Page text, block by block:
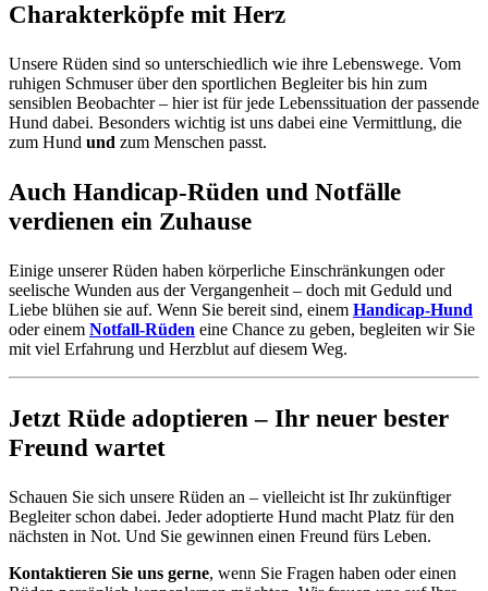
Charakterköpfe mit Herz
Unsere Rüden sind so unterschiedlich wie ihre Lebenswege. Vom
ruhigen Schmuser über den sportlichen Begleiter bis hin zum
sensiblen Beobachter – hier ist für jede Lebenssituation der passende
Hund dabei. Besonders wichtig ist uns dabei eine Vermittlung, die
zum Hund und zum Menschen passt.
Auch Handicap-Rüden und Notfälle
verdienen ein Zuhause
Einige unserer Rüden haben körperliche Einschränkungen oder
seelische Wunden aus der Vergangenheit – doch mit Geduld und
Liebe blühen sie auf. Wenn Sie bereit sind, einem Handicap-Hund
oder einem Notfall-Rüden eine Chance zu geben, begleiten wir Sie
mit viel Erfahrung und Herzblut auf diesem Weg.
Jetzt Rüde adoptieren – Ihr neuer bester
Freund wartet
Schauen Sie sich unsere Rüden an – vielleicht ist Ihr zukünftiger
Begleiter schon dabei. Jeder adoptierte Hund macht Platz für den
nächsten in Not. Und Sie gewinnen einen Freund fürs Leben.
Kontaktieren Sie uns gerne, wenn Sie Fragen haben oder einen